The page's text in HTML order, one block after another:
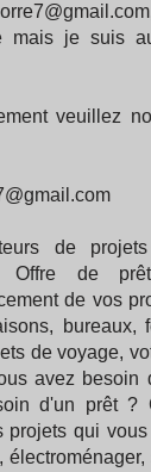
mais je suis
veuillez
de
Offre de
de vos
bureaux,
de voyage,
avez besoin
d'un prêt ?
projets qui